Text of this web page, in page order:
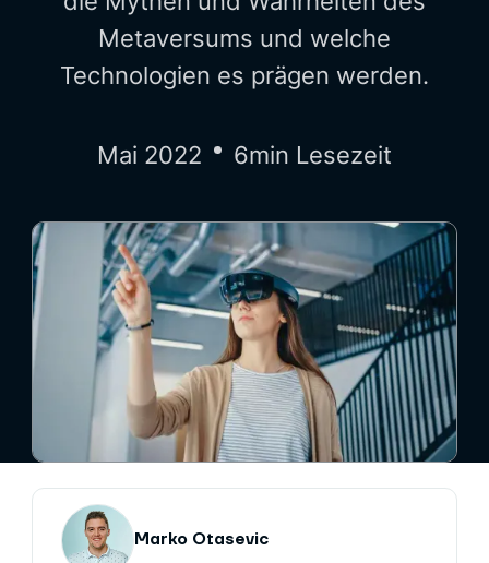
Metaversums und welche
Technologien es prägen werden.
Mai 2022 6min Lesezeit
Marko Otasevic